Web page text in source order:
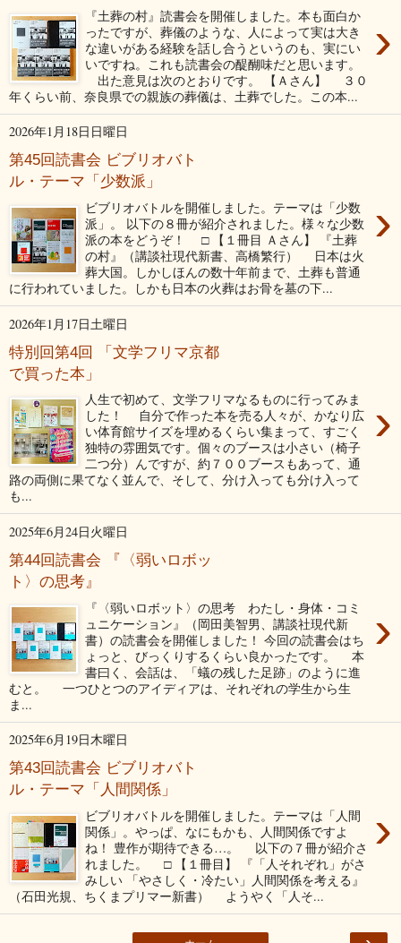
›
『土葬の村』読書会を開催しました。本も面白か
ったですが、葬儀のような、人によって実は大き
な違いがある経験を話し合うというのも、実にい
いですね。これも読書会の醍醐味だと思います。
出た意見は次のとおりです。 【Ａさん】 ３０
年くらい前、奈良県での親族の葬儀は、土葬でした。この本...
2026年1月18日日曜日
第45回読書会 ビブリオバト
ル・テーマ「少数派」
›
ビブリオバトルを開催しました。テーマは「少数
派」。 以下の８冊が紹介されました。様々な少数
派の本をどうぞ！ □ 【１冊目 Ａさん】 『土葬
の村』（講談社現代新書、高橋繁行） 日本は火
葬大国。しかしほんの数十年前まで、土葬も普通
に行われていました。しかも日本の火葬はお骨を墓の下...
2026年1月17日土曜日
特別回第4回 「文学フリマ京都
で買った本」
›
人生で初めて、文学フリマなるものに行ってみま
した！ 自分で作った本を売る人々が、かなり広
い体育館サイズを埋めるくらい集まって、すごく
独特の雰囲気です。個々のブースは小さい（椅子
二つ分）んですが、約７００ブースもあって、通
路の両側に果てなく並んで、そして、分け入っても分け入って
も...
2025年6月24日火曜日
第44回読書会 『〈弱いロボッ
ト〉の思考』
›
『〈弱いロボット〉の思考 わたし・身体・コミ
ュニケーション』（岡田美智男、講談社現代新
書）の読書会を開催しました！ 今回の読書会はち
ょっと、びっくりするくらい良かったです。 本
書曰く、会話は、「蟻の残した足跡」のように進
むと。 一つひとつのアイディアは、それぞれの学生から生
ま...
2025年6月19日木曜日
第43回読書会 ビブリオバト
ル・テーマ「人間関係」
›
ビブリオバトルを開催しました。テーマは「人間
関係」。やっぱ、なにもかも、人間関係ですよ
ね！ 豊作が期待できる…。 以下の７冊が紹介さ
れました。 □ 【１冊目】 『「人それぞれ」がさ
みしい 「やさしく・冷たい」人間関係を考える』
（石田光規、ちくまプリマー新書） ようやく「人そ...